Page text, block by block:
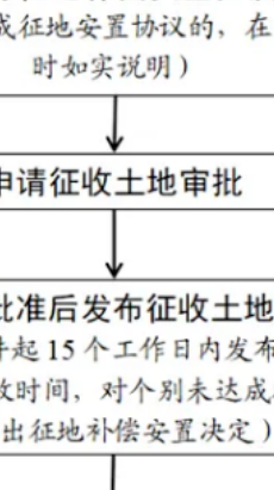
第四十五条规定的，应当发布
的安排等内容。征收土地预
，预公告时间不少于十个工
抢建的，对抢栽抢建部分不予